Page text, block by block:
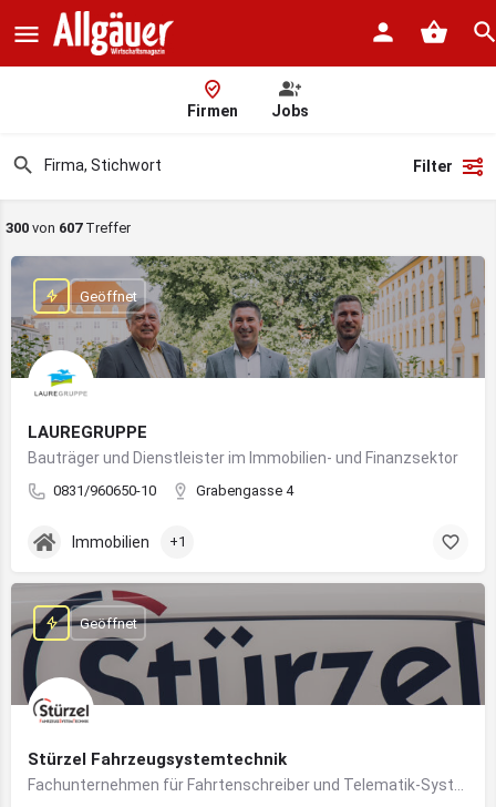
Firmen Jobs
Filter
300 von 607Treffer
LAUREGRUPPE
Bauträger und Dienstleister im Immobilien- und Finanzsektor
0831/960650-10 Grabengasse 4
Geöffnet
Immobilien +1
Stürzel Fahrzeugsystemtechnik
Geöffnet